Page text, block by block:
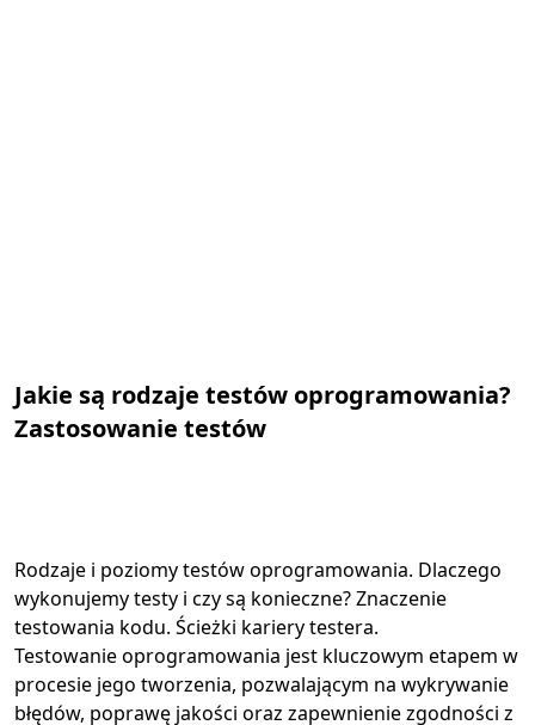
Jakie są rodzaje testów oprogramowania?
Zastosowanie testów
Rodzaje i poziomy testów oprogramowania. Dlaczego
wykonujemy testy i czy są konieczne? Znaczenie
testowania kodu. Ścieżki kariery testera.
Testowanie oprogramowania jest kluczowym etapem w
procesie jego tworzenia, pozwalającym na wykrywanie
błędów, poprawę jakości oraz zapewnienie zgodności z